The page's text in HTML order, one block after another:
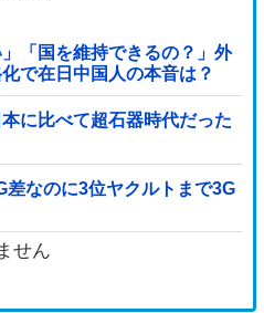
「国を維持できるの？」外
で在日中国人の本音は？
に比べて超石器時代だった
差なのに3位ヤクルトまで3G
せん